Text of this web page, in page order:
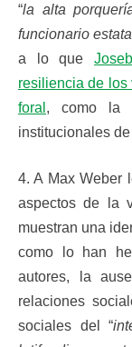
“la alta
funcionario
a lo que
resiliencia de los
foral , como la
institucionales
4. A Max Weber
aspectos de la
muestran una
como lo han
autores, la
relaciones
sociales del “